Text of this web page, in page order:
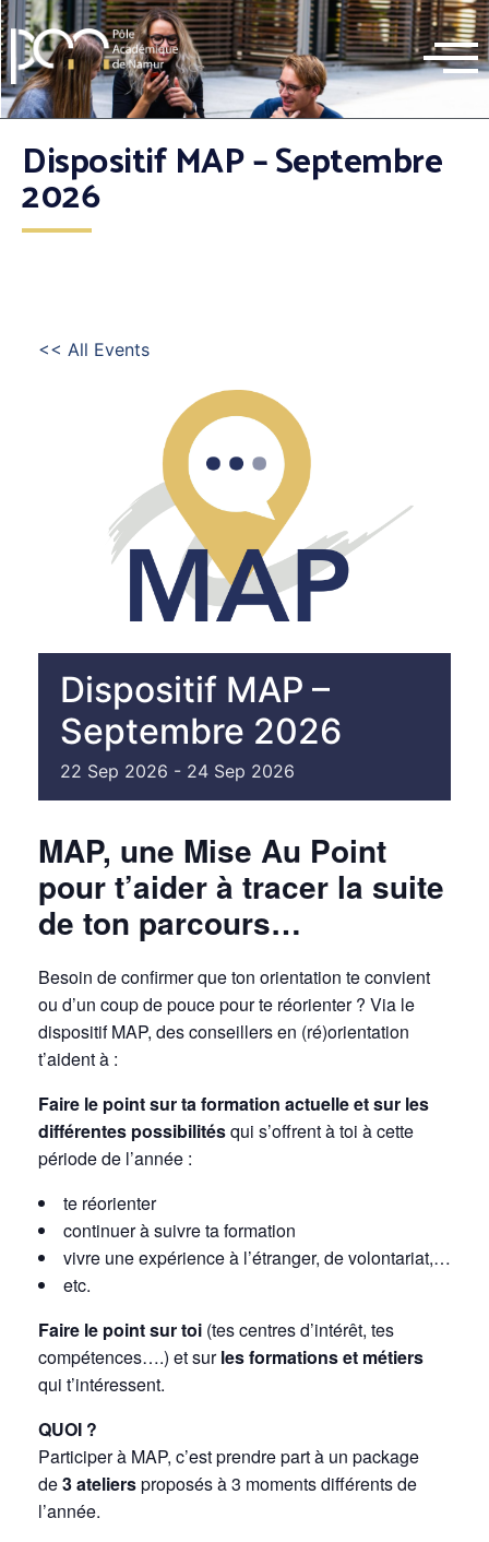
Dispositif MAP – Septembre
2026
<< All Events
Dispositif MAP –
Septembre 2026
22 Sep 2026 - 24 Sep 2026
MAP, une Mise Au Point
pour t’aider à tracer la suite
de ton parcours…
Besoin de confirmer que ton orientation te convient
ou d’un coup de pouce pour te réorienter ? Via le
dispositif MAP, des conseillers en (ré)orientation
t’aident à :
Faire le point sur ta formation actuelle et sur les
différentes possibilitésqui s’offrent à toi à cette
période de l’année :
te réorienter
continuer à suivre ta formation
vivre une expérience à l’étranger, de volontariat,…
etc.
Faire le point sur toi (tes centres d’intérêt, tes
compétences….) et surles formations et métiers
qui t’intéressent.
QUOI ?
Participer à MAP, c’est prendre part à un package
de3 ateliersproposés à 3 moments différents de
l’année.